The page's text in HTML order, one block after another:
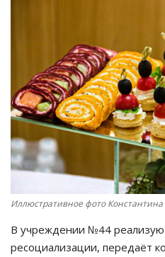
СПЕЦПРОЕКТЫ
СПОРТ
Чек-лист
РАЗВЛЕЧЕНИЯ
OFFICIAL
Курултай
Иллюстративное фото
В учреждении №44
ресоциализации, передаёт